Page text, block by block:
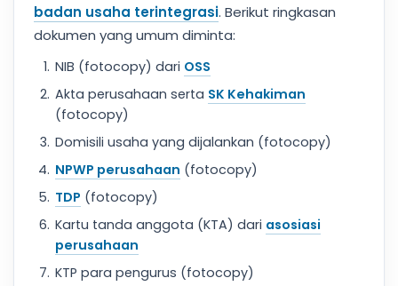
badan usaha terintegrasi. Berikut ringkasan
dokumen yang umum diminta:
NIB (fotocopy) dari OSS
Akta perusahaan serta SK Kehakiman
(fotocopy)
Domisili usaha yang dijalankan (fotocopy)
NPWP perusahaan (fotocopy)
TDP (fotocopy)
Kartu tanda anggota (KTA) dari asosiasi
perusahaan
KTP para pengurus (fotocopy)